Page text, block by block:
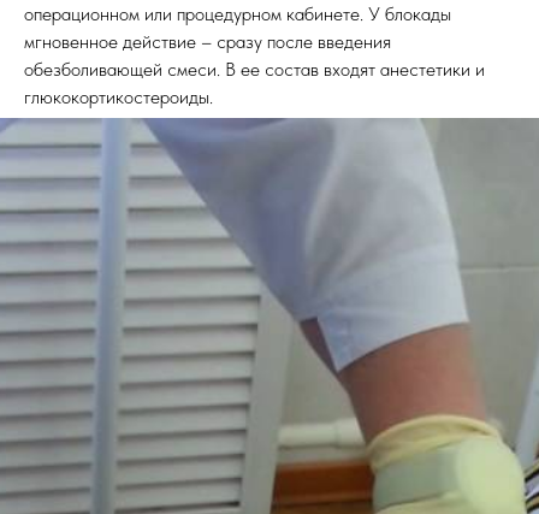
операционном или процедурном кабинете. У блокады
мгновенное действие – сразу после введения
обезболивающей смеси. В ее состав входят анестетики и
глюкокортикостероиды.